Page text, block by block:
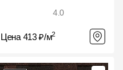
4.0
Цена 413 ₽/м2